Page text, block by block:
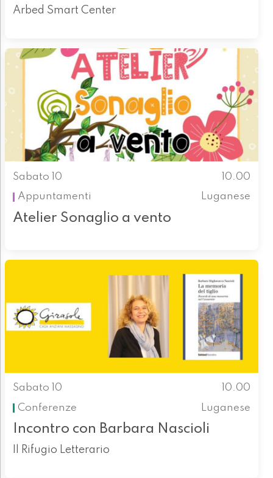
Arbed Smart Center
Sabato 10
10.00
Appuntamenti
Luganese
Atelier Sonaglio a vento
Sabato 10
10.00
Conferenze
Luganese
Incontro con Barbara Nascioli
Il Rifugio Letterario